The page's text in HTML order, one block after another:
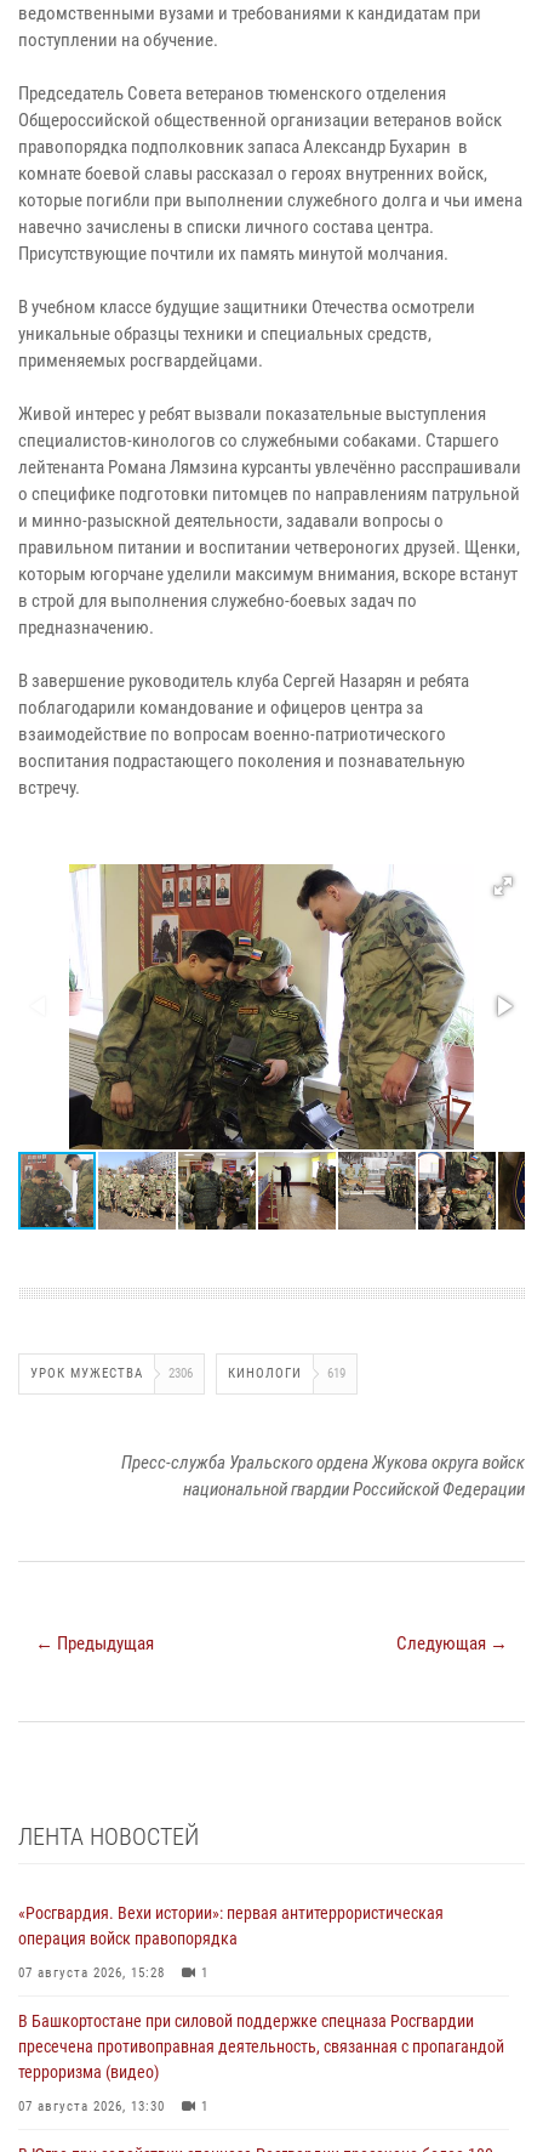
ведомственными вузами и требованиями к кандидатам при
поступлении на обучение.
Председатель Совета ветеранов тюменского отделения
Общероссийской общественной организации ветеранов войск
правопорядка подполковник запаса Александр Бухарин в
комнате боевой славы рассказал о героях внутренних войск,
которые погибли при выполнении служебного долга и чьи имена
навечно зачислены в списки личного состава центра.
Присутствующие почтили их память минутой молчания.
В учебном классе будущие защитники Отечества осмотрели
уникальные образцы техники и специальных средств,
применяемых росгвардейцами.
Живой интерес у ребят вызвали показательные выступления
специалистов-кинологов со служебными собаками. Старшего
лейтенанта Романа Лямзина курсанты увлечённо расспрашивали
о специфике подготовки питомцев по направлениям патрульной
и минно-разыскной деятельности, задавали вопросы о
правильном питании и воспитании четвероногих друзей. Щенки,
которым югорчане уделили максимум внимания, вскоре встанут
в строй для выполнения служебно-боевых задач по
предназначению.
В завершение руководитель клуба Сергей Назарян и ребята
поблагодарили командование и офицеров центра за
взаимодействие по вопросам военно-патриотического
воспитания подрастающего поколения и познавательную
встречу.
УРОК МУЖЕСТВА 2306 КИНОЛОГИ 619
Пресс-служба Уральского ордена Жукова округа войск
национальной гвардии Российской Федерации
← Предыдущая Следующая →
ЛЕНТА НОВОСТЕЙ
«Росгвардия. Вехи истории»: первая антитеррористическая
операция войск правопорядка
07 августа 2026, 15:28 1
В Башкортостане при силовой поддержке спецназа Росгвардии
пресечена противоправная деятельность, связанная с пропагандой
терроризма (видео)
07 августа 2026, 13:30 1